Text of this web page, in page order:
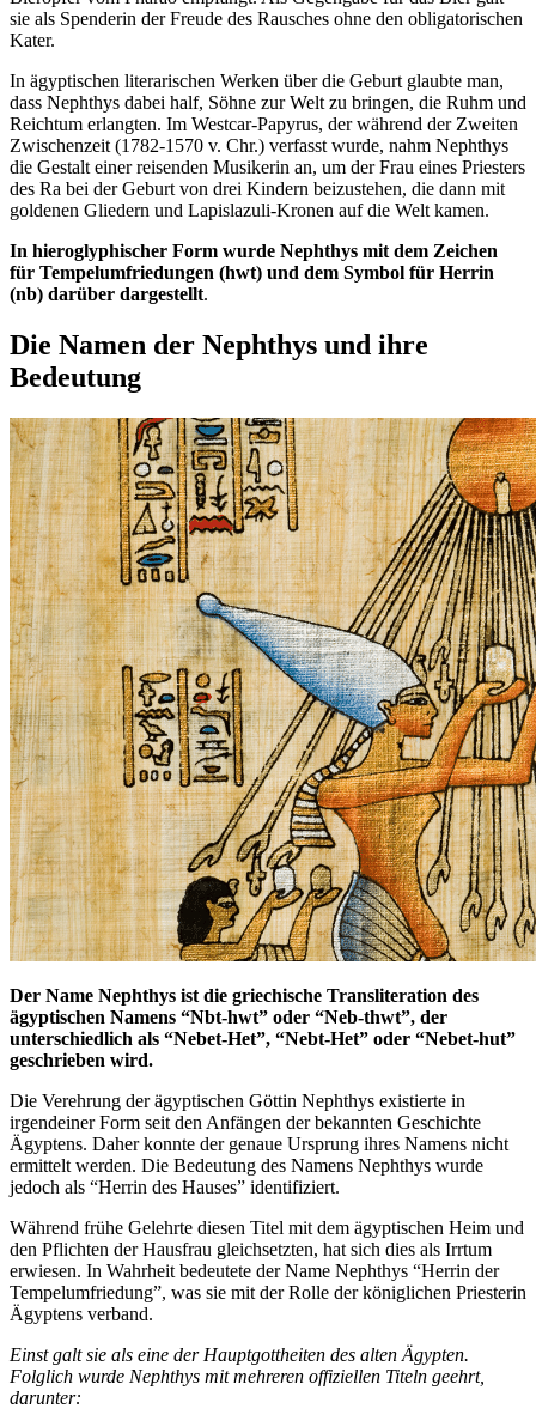
sie als Spenderin der Freude des Rausches ohne den obligatorischen
Kater.
In ägyptischen literarischen Werken über die Geburt glaubte man,
dass Nephthys dabei half, Söhne zur Welt zu bringen, die Ruhm und
Reichtum erlangten. Im Westcar-Papyrus, der während der Zweiten
Zwischenzeit (1782-1570 v. Chr.) verfasst wurde, nahm Nephthys
die Gestalt einer reisenden Musikerin an, um der Frau eines Priesters
des Ra bei der Geburt von drei Kindern beizustehen, die dann mit
goldenen Gliedern und Lapislazuli-Kronen auf die Welt kamen.
In hieroglyphischer Form wurde Nephthys mit dem Zeichen
für Tempelumfriedungen (hwt) und dem Symbol für Herrin
(nb) darüber dargestellt.
Die Namen der Nephthys und ihre
Bedeutung
Der Name Nephthys ist die griechische Transliteration des
ägyptischen Namens “Nbt-hwt” oder “Neb-thwt”, der
unterschiedlich als “Nebet-Het”, “Nebt-Het” oder “Nebet-hut”
geschrieben wird.
Die Verehrung der ägyptischen Göttin Nephthys existierte in
irgendeiner Form seit den Anfängen der bekannten Geschichte
Ägyptens. Daher konnte der genaue Ursprung ihres Namens nicht
ermittelt werden. Die Bedeutung des Namens Nephthys wurde
jedoch als “Herrin des Hauses” identifiziert.
Während frühe Gelehrte diesen Titel mit dem ägyptischen Heim und
den Pflichten der Hausfrau gleichsetzten, hat sich dies als Irrtum
erwiesen. In Wahrheit bedeutete der Name Nephthys “Herrin der
Tempelumfriedung”, was sie mit der Rolle der königlichen Priesterin
Ägyptens verband.
Einst galt sie als eine der Hauptgottheiten des alten Ägypten.
Folglich wurde Nephthys mit mehreren offiziellen Titeln geehrt,
darunter: